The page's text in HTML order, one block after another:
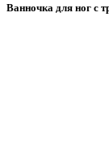
Ванночка для ног с